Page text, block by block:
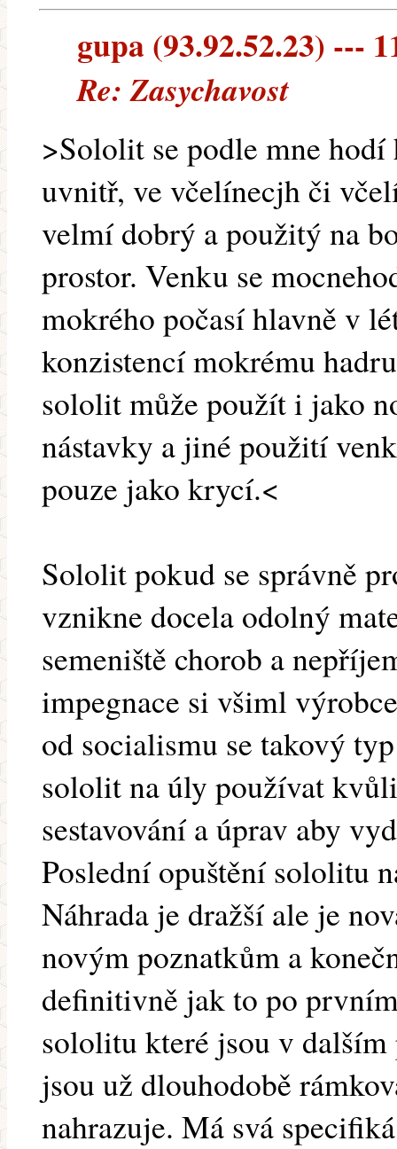
gupa (93.92.52.23) ---
Re: Zasychavost
>Sololit se podle mne
uvnitř, ve včelínecjh či
velmí dobrý a použitý na
prostor. Venku se
mokrého počasí hlavně v
konzistencí mokrému
sololit může použít i jako
nástavky a jiné použití
pouze jako krycí.<
Sololit pokud se správně
vznikne docela odolný
semeniště chorob a
impegnace si všiml
od socialismu se takový
sololit na úly používat
sestavování a úprav aby
Poslední opuštění sololitu
Náhrada je dražší ale je
novým poznatkům a
definitivně jak to po
sololitu které jsou v
jsou už dlouhodobě
nahrazuje. Má svá